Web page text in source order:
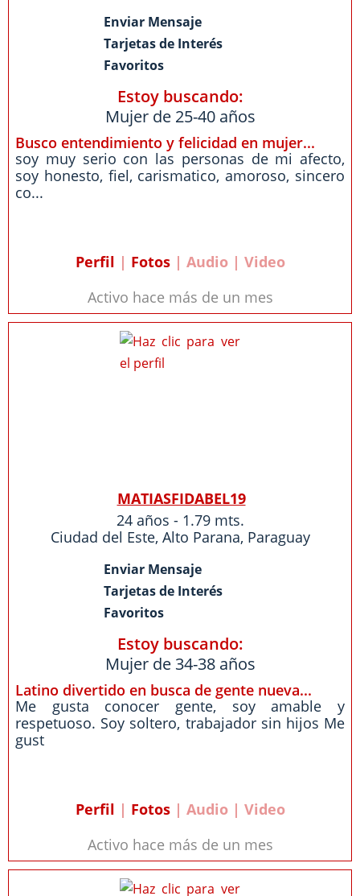
Enviar Mensaje
Tarjetas de Interés
Favoritos
Estoy buscando:
Mujer de 25-40 años
Busco entendimiento y felicidad en mujer...
soy muy serio con las personas de mi afecto,
soy honesto, fiel, carismatico, amoroso, sincero
co...
Perfil | Fotos| Audio | Video
Activo hace más de un mes
MATIASFIDABEL19
24 años - 1.79 mts.
Ciudad del Este, Alto Parana, Paraguay
Enviar Mensaje
Tarjetas de Interés
Favoritos
Estoy buscando:
Mujer de 34-38 años
Latino divertido en busca de gente nueva...
Me gusta conocer gente, soy amable y
respetuoso. Soy soltero, trabajador sin hijos Me
gust
Perfil | Fotos| Audio | Video
Activo hace más de un mes